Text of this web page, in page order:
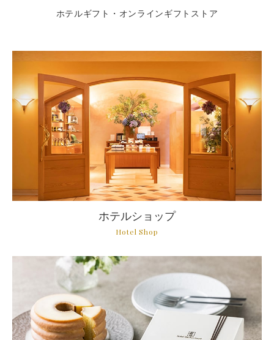
ホテルギフト・オンラインギフトストア
ホテルショップ